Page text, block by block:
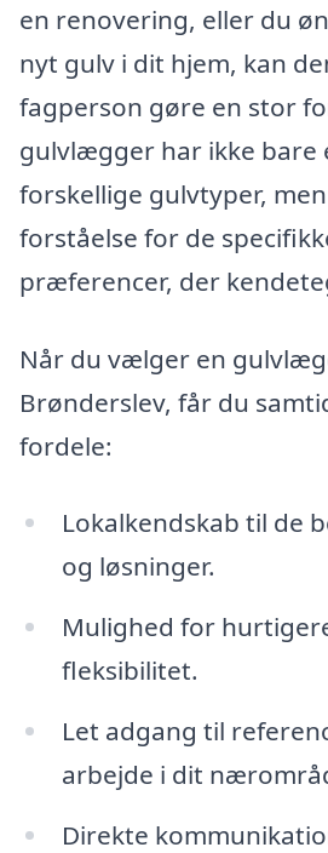
en renovering, eller du
nyt gulv i dit hjem, kan
fagperson gøre en stor
gulvlægger har ikke bare
forskellige gulvtyper,
forståelse for de
præferencer, der
Når du vælger en
Brønderslev, får du
fordele:
Lokalkendskab til de
og løsninger.
Mulighed for
fleksibilitet.
Let adgang til
arbejde i dit
Direkte